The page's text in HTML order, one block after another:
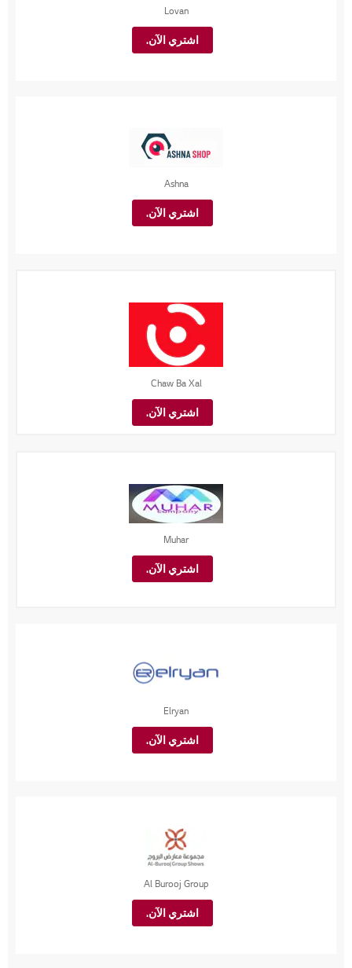
Lovan
اشتري الآن.
Ashna
اشتري الآن.
Chaw Ba Xal
اشتري الآن.
Muhar
اشتري الآن.
Elryan
اشتري الآن.
Al Burooj Group
اشتري الآن.